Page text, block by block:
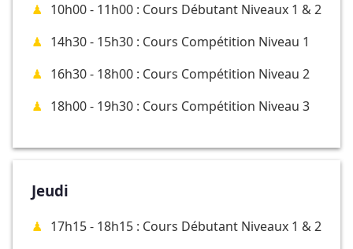
10h00 - 11h00 : Cours Débutant Niveaux 1 & 2
14h30 - 15h30 : Cours Compétition Niveau 1
16h30 - 18h00 : Cours Compétition Niveau 2
18h00 - 19h30 : Cours Compétition Niveau 3
Jeudi
17h15 - 18h15 : Cours Débutant Niveaux 1 & 2